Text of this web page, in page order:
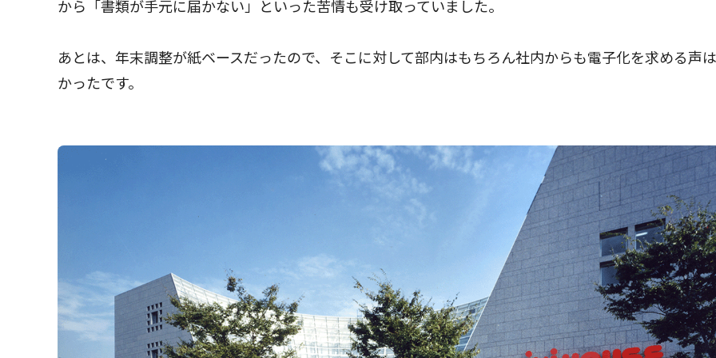
から「書類が手元に届かない」といった苦情も受け取っていました。
あとは、年末調整が紙ベースだったので、そこに対して部内はもちろん社内からも電子化を求める声
かったです。